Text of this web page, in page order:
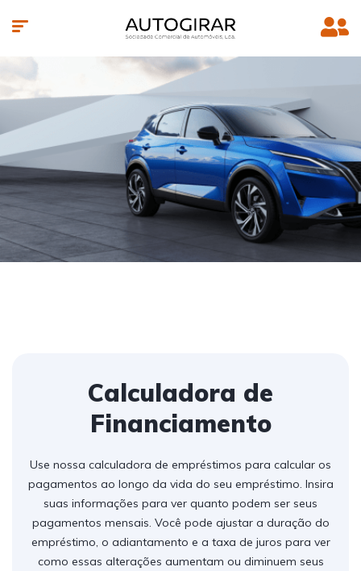
Calculadora de
Financiamento
Use nossa calculadora de empréstimos para calcular os
pagamentos ao longo da vida do seu empréstimo. Insira
suas informações para ver quanto podem ser seus
pagamentos mensais. Você pode ajustar a duração do
empréstimo, o adiantamento e a taxa de juros para ver
como essas alterações aumentam ou diminuem seus